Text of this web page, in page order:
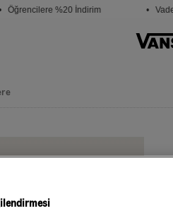
Öğrencilere %20 İndirim • Vade